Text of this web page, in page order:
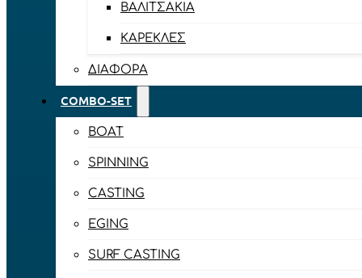
ΒΑΛΙΤΣΆΚΙΑ
ΚΑΡΈΚΛΕΣ
ΔΙΆΦΟΡΑ
COMBO-SET
BOAT
SPINNING
CASTING
EGING
SURF CASTING